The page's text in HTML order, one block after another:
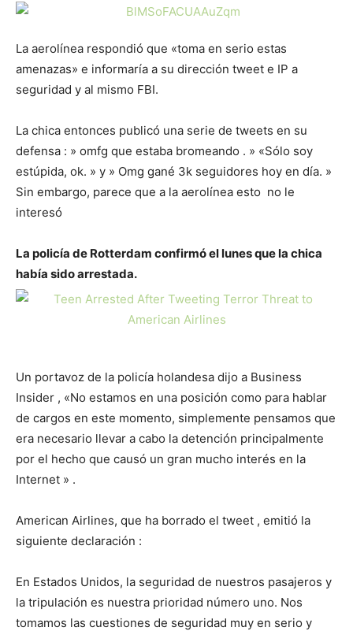
La aerolínea respondió que «toma en serio estas
amenazas» e informaría a su dirección tweet e IP a
seguridad y al mismo FBI.
La chica entonces publicó una serie de tweets en su
defensa : » omfg que estaba bromeando . » «Sólo soy
estúpida, ok. » y » Omg gané 3k seguidores hoy en día. »
Sin embargo, parece que a la aerolínea esto no le
interesó
La policía de Rotterdam confirmó el lunes que la chica
había sido arrestada.
Un portavoz de la policía holandesa dijo a Business
Insider , «No estamos en una posición como para hablar
de cargos en este momento, simplemente pensamos que
era necesario llevar a cabo la detención principalmente
por el hecho que causó un gran mucho interés en la
Internet » .
American Airlines, que ha borrado el tweet , emitió la
siguiente declaración :
En Estados Unidos, la seguridad de nuestros pasajeros y
la tripulación es nuestra prioridad número uno. Nos
tomamos las cuestiones de seguridad muy en serio y